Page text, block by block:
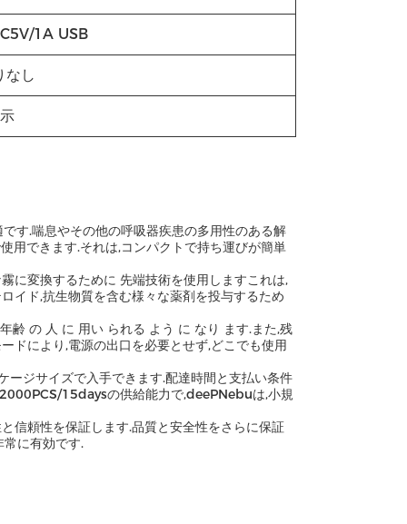
1A USB
なし
す.喘息やその他の呼吸器疾患の多用性のある解
用できます.それは,コンパクトで持ち運びが簡単
変換するために 先端技術を使用しますこれは,
イド,抗生物質を含む様々な薬剤を投与するため
齢 の 人 に 用い られる よう に なり ます.また,残
ドにより,電源の出口を必要とせず,どこでも使用
ジサイズで入手できます.配達時間と支払い条件
15daysの供給能力で,deePNebuは,小規
信頼性を保証します.品質と安全性をさらに保証
に有効です.